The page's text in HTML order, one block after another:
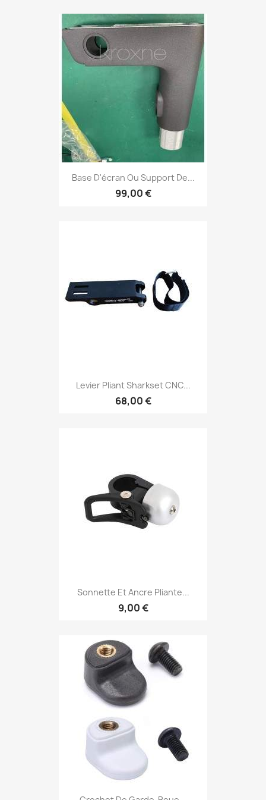
Base D'écran Ou Support De...
99,00 €
Levier Pliant Sharkset CNC...
68,00 €
Sonnette Et Ancre Pliante...
9,00 €